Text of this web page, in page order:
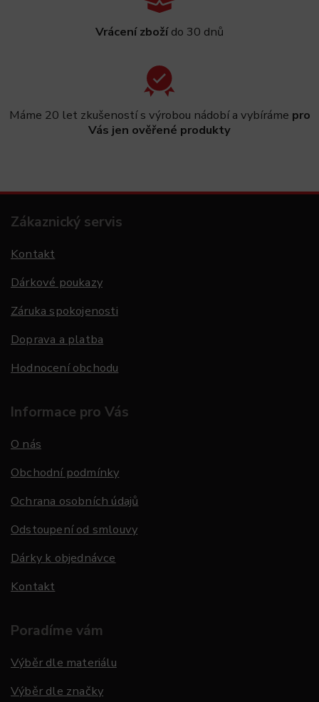
Vrácení zbožído 30 dnů
Máme 20 let zkušeností s výrobou nádobí a vybíráme pro
Vás jen ověřené produkty
Zákaznický servis
Kontakt
Dárkové poukazy
Záruka spokojenosti
Doprava a platba
Hodnocení obchodu
Informace pro Vás
O nás
Obchodní podmínky
Ochrana osobních údajů
Odstoupení od smlouvy
Dárky k objednávce
Kontakt
Poradíme vám
Výběr dle materiálu
Výběr dle značky